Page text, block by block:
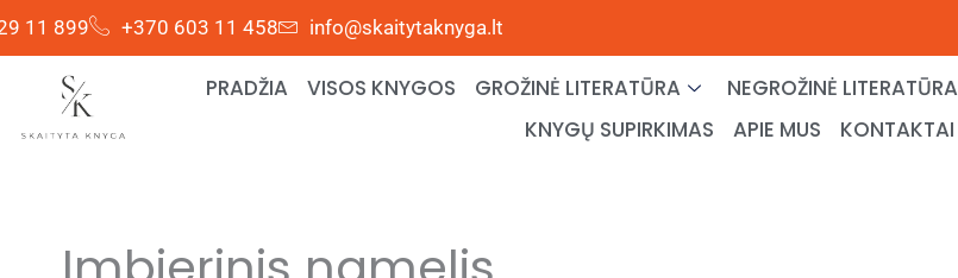
Pereiti
prie
11 899 +370 603 11 458 info@skaitytaknyga.lt
PRADŽIA VISOS KNYGOS GROŽINĖ LITERATŪRA NEGROŽINĖ LITERATŪRA
KNYGŲ SUPIRKIMAS
APIE MUS KONTAKTAI